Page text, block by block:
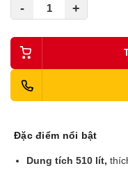
- +
Đặc điểm nổi bật
Dung tích 510 lít,